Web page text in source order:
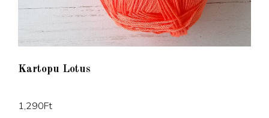
Kartopu Lotus
1,290Ft